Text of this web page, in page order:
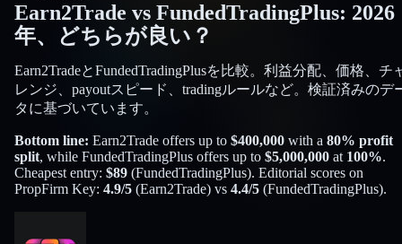
Earn2Trade vs FundedTradingPlus: 2026
年、どちらが良い？
Earn2TradeとFundedTradingPlusを比較。利益分配、価格、チ
レンジ、payoutスピード、tradingルールなど。検証済みのデ
タに基づいています。
Bottom line: Earn2Trade offers up to $400,000 with a 80% profit
split, while FundedTradingPlus offers up to $5,000,000 at 100%.
Cheapest entry: $89 (FundedTradingPlus). Editorial scores on
PropFirm Key: 4.9/5 (Earn2Trade) vs 4.4/5 (FundedTradingPlus).